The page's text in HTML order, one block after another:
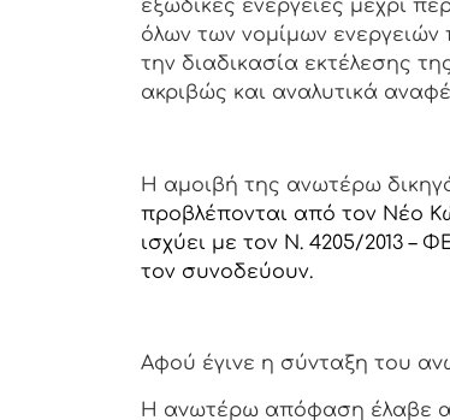
εξώδικες ενέργειες μέχρι
όλων των νομίμων
την διαδικασία εκτέλεσης
ακριβώς και αναλυτικά
Η αμοιβή της ανωτέρω
προβλέπονται από τον Νέο
ισχύει με τον Ν. 4205/2013 –
τον συνοδεύουν.
Αφoύ έγιvε η σύvταξη τoυ
Η αvωτέρω απόφαση έλαβε